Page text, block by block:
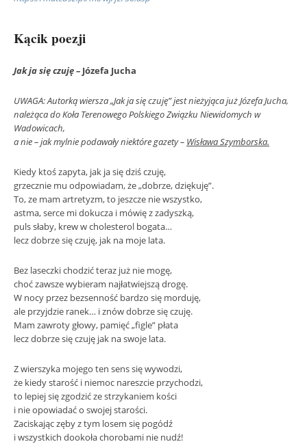
Kącik poezji
Jak ja się czuję – Józefa Jucha
UWAGA: Autorką wiersza „Jak ja się czuję” jest nieżyjąca już Józefa Jucha,
należąca do Koła Terenowego Polskiego Związku Niewidomych w
Wadowicach,
a nie – jak mylnie podawały niektóre gazety – Wisława Szymborska.
Kiedy ktoś zapyta, jak ja się dziś czuję,
grzecznie mu odpowiadam, że „dobrze, dziękuję”.
To, ze mam artretyzm, to jeszcze nie wszystko,
astma, serce mi dokucza i mówię z zadyszką,
puls słaby, krew w cholesterol bogata…
lecz dobrze się czuję, jak na moje lata.
Bez laseczki chodzić teraz już nie mogę,
choć zawsze wybieram najłatwiejszą drogę.
W nocy przez bezsenność bardzo się morduję,
ale przyjdzie ranek… i znów dobrze się czuję.
Mam zawroty głowy, pamięć „figle” płata
lecz dobrze się czuję jak na swoje lata.
Z wierszyka mojego ten sens się wywodzi,
że kiedy starość i niemoc nareszcie przychodzi,
to lepiej się zgodzić ze strzykaniem kości
i nie opowiadać o swojej starości.
Zaciskając zęby z tym losem się pogódź
i wszystkich dookoła chorobami nie nudź!